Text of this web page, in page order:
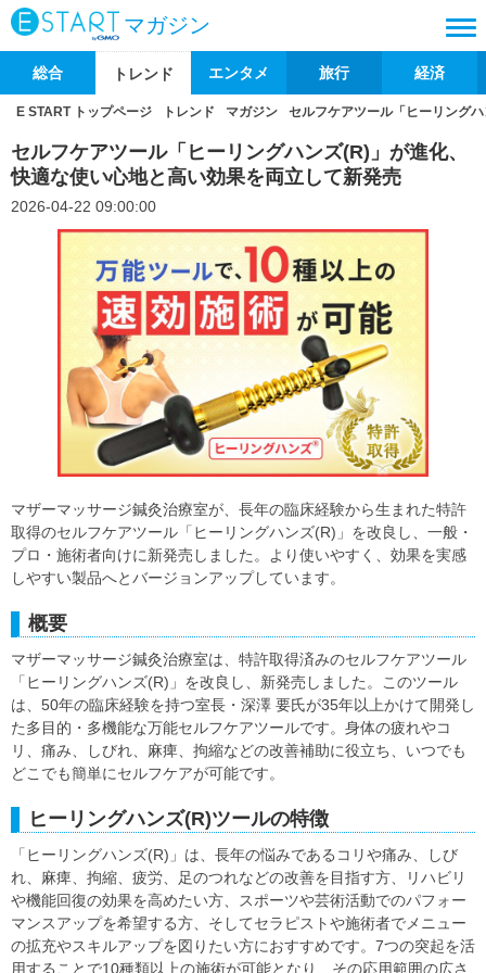
マガジン
総合 トレンド エンタメ 旅行 経済
E START トップページ トレンド マガジン セルフケアツール「ヒーリング
セルフケアツール「ヒーリングハンズ(R)」が進化、
快適な使い心地と高い効果を両立して新発売
2026-04-22 09:00:00
マザーマッサージ鍼灸治療室が、長年の臨床経験から生まれた特許
取得のセルフケアツール「ヒーリングハンズ(R)」を改良し、一般・
プロ・施術者向けに新発売しました。より使いやすく、効果を実感
しやすい製品へとバージョンアップしています。
概要
マザーマッサージ鍼灸治療室は、特許取得済みのセルフケアツール
「ヒーリングハンズ(R)」を改良し、新発売しました。このツール
は、50年の臨床経験を持つ室長・深澤 要氏が35年以上かけて開発し
た多目的・多機能な万能セルフケアツールです。身体の疲れやコ
リ、痛み、しびれ、麻痺、拘縮などの改善補助に役立ち、いつでも
どこでも簡単にセルフケアが可能です。
ヒーリングハンズ(R)ツールの特徴
「ヒーリングハンズ(R)」は、長年の悩みであるコリや痛み、しび
れ、麻痺、拘縮、疲労、足のつれなどの改善を目指す方、リハビリ
や機能回復の効果を高めたい方、スポーツや芸術活動でのパフォー
マンスアップを希望する方、そしてセラピストや施術者でメニュー
の拡充やスキルアップを図りたい方におすすめです。7つの突起を活
用することで10種類以上の施術が可能となり、その応用範囲の広さ